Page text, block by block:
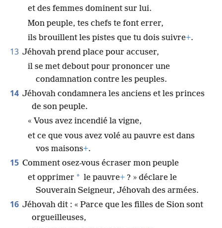
et des femmes dominent sur lui.
Mon peuple, tes chefs te font errer,
ils brouillent les pistes que tu dois suivre+.
13 Jéhovah prend place pour accuser,
il se met debout pour prononcer une
condamnation contre les peuples.
14 Jéhovah condamnera les anciens et les princes
de son peuple.
« Vous avez incendié la vigne,
et ce que vous avez volé au pauvre est dans
vos maisons+.
15 Comment osez-vous écraser mon peuple
et opprimer * le pauvre+ ? » déclare le
Souverain Seigneur, Jéhovah des armées.
16 Jéhovah dit : « Parce que les filles de Sion sont
orgueilleuses,